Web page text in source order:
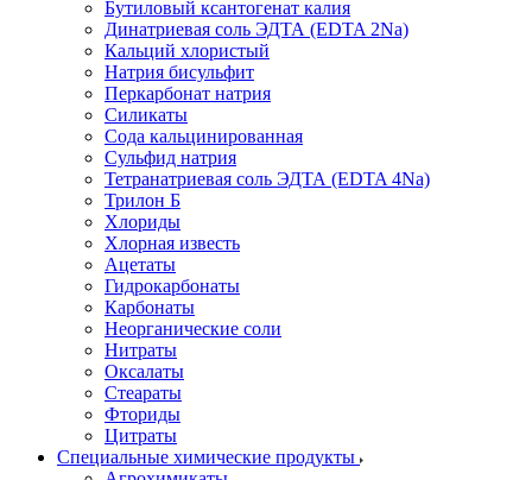
Бутиловый ксантогенат калия
Динатриевая соль ЭДТА (EDTA 2Na)
Кальций хлористый
Натрия бисульфит
Перкарбонат натрия
Силикаты
Сода кальцинированная
Сульфид натрия
Тетранатриевая соль ЭДТА (EDTA 4Na)
Трилон Б
Хлориды
Хлорная известь
Ацетаты
Гидрокарбонаты
Карбонаты
Неорганические соли
Нитраты
Оксалаты
Стеараты
Фториды
Цитраты
Специальные химические продукты